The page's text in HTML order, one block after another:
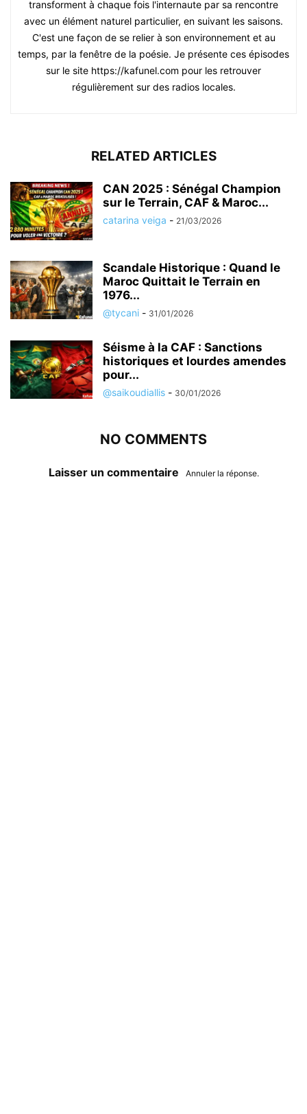
transforment à chaque fois l'internaute par sa rencontre
avec un élément naturel particulier, en suivant les saisons.
C'est une façon de se relier à son environnement et au
temps, par la fenêtre de la poésie. Je présente ces épisodes
sur le site https://kafunel.com pour les retrouver
régulièrement sur des radios locales.
RELATED ARTICLES
CAN 2025 : Sénégal Champion
sur le Terrain, CAF & Maroc...
catarina veiga - 21/03/2026
Scandale Historique : Quand le
Maroc Quittait le Terrain en
1976...
@tycani - 31/01/2026
Séisme à la CAF : Sanctions
historiques et lourdes amendes
pour...
@saikoudiallis - 30/01/2026
NO COMMENTS
Laisser un commentaire Annuler la réponse.